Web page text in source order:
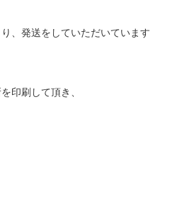
、発送をしていただいています
印刷して頂き、